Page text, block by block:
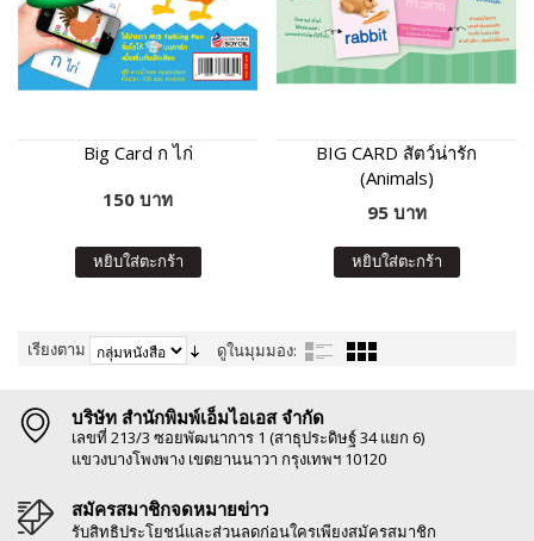
Big Card ก ไก่
150 บาท
หยิบใส่ตะกร้า
BIG CARD สัตว์น่ารัก
(Animals)
95 บาท
หยิบใส่ตะกร้า
เรียงตาม ดูในมุมมอง:
บริษัท สำนักพิมพ์เอ็มไอเอส จำกัด
เลขที่ 213/3 ซอยพัฒนาการ 1 (สาธุประดิษฐ์ 34 แยก 6)
แขวงบางโพงพาง เขตยานนาวา กรุงเทพฯ 10120
สมัครสมาชิกจดหมายข่าว
รับสิทธิประโยชน์และส่วนลดก่อนใครเพียงสมัครสมาชิก